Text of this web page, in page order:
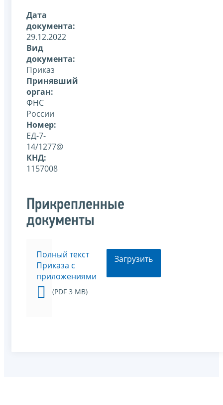
Дата
документа:
29.12.2022
Вид
документа:
Приказ
Принявший
орган:
ФНС
России
Номер:
ЕД-7-
14/1277@
КНД:
1157008
Прикрепленные
документы
Полный текст
Приказа с
приложениями
(PDF 3 MB)
Загрузить